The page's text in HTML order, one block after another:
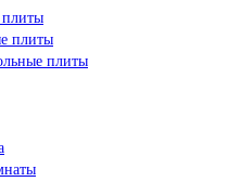
плиты
плиты
плиты